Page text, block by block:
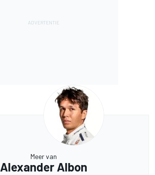
Meer van
Alexander Albon